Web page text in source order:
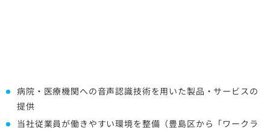
病院・医療機関への音声認識技術を用いた製品・サービスの
提供
当社従業員が働きやすい環境を整備（豊島区から「ワークラ